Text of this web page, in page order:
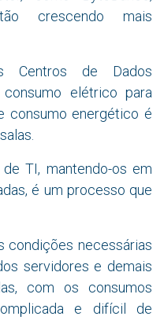
crescendo mais
Centros de Dados
elétrico para
consumo energético é
TI, mantendo-os em
é um processo que
condições necessárias
servidores e demais
com os consumos
e difícil de